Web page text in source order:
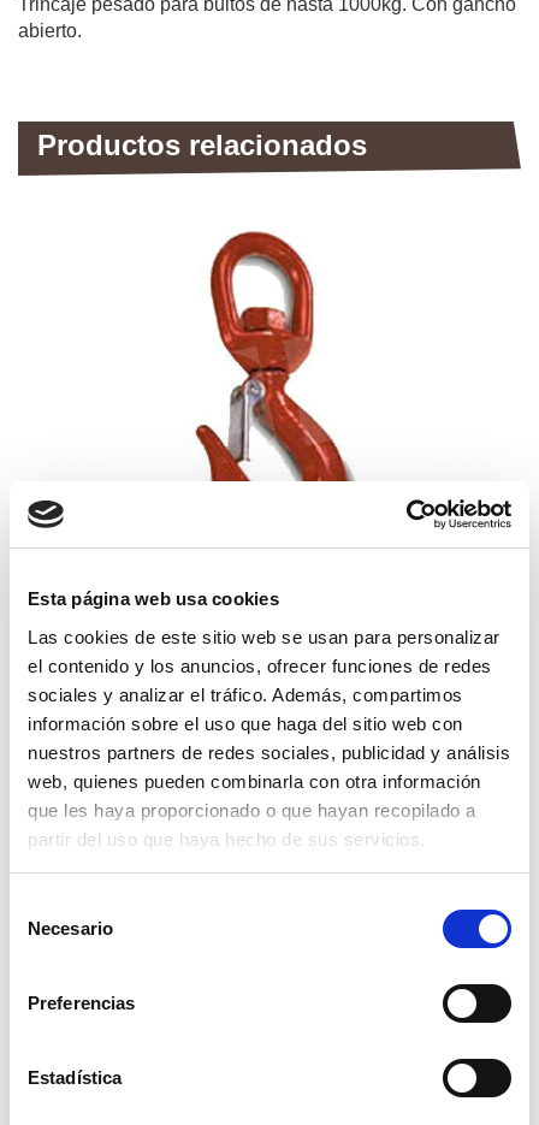
Esta página web usa cookies
Las cookies de este sitio web se usan para personalizar
el contenido y los anuncios, ofrecer funciones de redes
sociales y analizar el tráfico. Además, compartimos
información sobre el uso que haga del sitio web con
nuestros partners de redes sociales, publicidad y análisis
web, quienes pueden combinarla con otra información
que les haya proporcionado o que hayan recopilado a
partir del uso que haya hecho de sus servicios.
Necesario
Preferencias
Estadística
abierto.
Productos relacionados
gancho giratorio seguro 5000
121,34€ comprar